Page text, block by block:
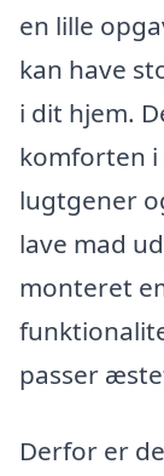
en lille
kan have
i dit hjem.
komforten
lugtgener
lave mad
monteret
passer
Derfor er